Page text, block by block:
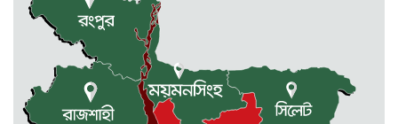
কমিটির সভাপতি জাহাঙ্গীর আলম ভিপি
পূর্বধলায় রুক্কু মিয়াকে হত্যা চেষ্টার
আসামীদের গ্রেফতারের দাবীতে মানবন্ধন
ও বিক্ষোভ মিছিল